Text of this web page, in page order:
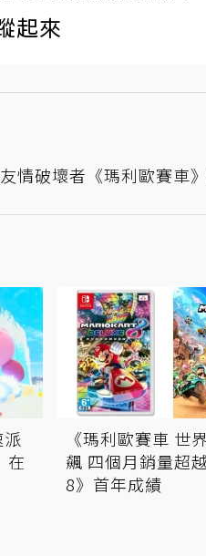
起來
情破壞者《瑪利歐賽車
在
《瑪利歐賽車 世
飆 四個月銷量超
8》首年成績